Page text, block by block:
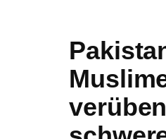
verüben